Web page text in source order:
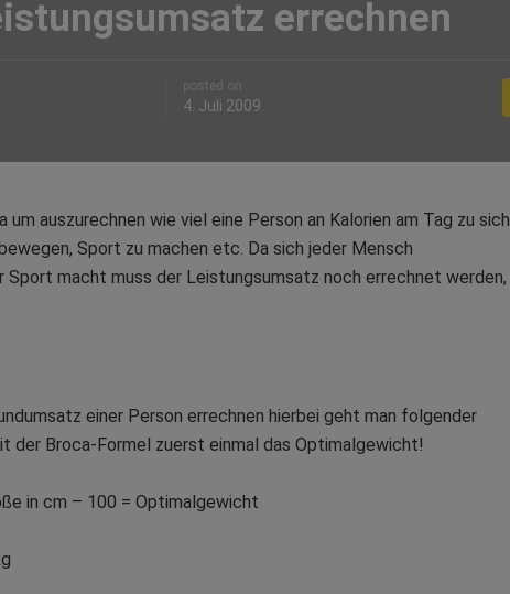
errechnen
posted on
4. Juli 2009
um auszurechnen wie viel eine Person an Kalorien am Tag zu sich
Sport zu machen etc. Da sich jeder Mensch
macht muss der Leistungsumsatz noch errechnet werden,
einer Person errechnen hierbei geht man folgender
der Broca-Formel zuerst einmal das Optimalgewicht!
in cm – 100 = Optimalgewicht